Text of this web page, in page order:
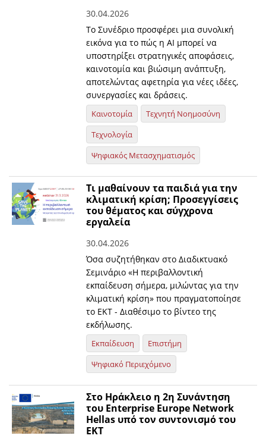
30.04.2026
Το Συνέδριο προσφέρει μια συνολική
εικόνα για το πώς η AI μπορεί να
υποστηρίξει στρατηγικές αποφάσεις,
καινοτομία και βιώσιμη ανάπτυξη,
αποτελώντας αφετηρία για νέες ιδέες,
συνεργασίες και δράσεις.
Καινοτομία
Τεχνητή Νοημοσύνη
Τεχνολογία
Ψηφιακός Μετασχηματισμός
Τι μαθαίνουν τα παιδιά για την
κλιματική κρίση; Προσεγγίσεις
του θέματος και σύγχρονα
εργαλεία
30.04.2026
Όσα συζητήθηκαν στο Διαδικτυακό
Σεμινάριο «Η περιβαλλοντική
εκπαίδευση σήμερα, μιλώντας για την
κλιματική κρίση» που πραγματοποίησε
το ΕΚΤ - Διαθέσιμο το βίντεο της
εκδήλωσης.
Εκπαίδευση
Επιστήμη
Ψηφιακό Περιεχόμενο
Στο Ηράκλειο η 2η Συνάντηση
του Enterprise Europe Network
Hellas υπό τον συντονισμό του
ΕΚΤ